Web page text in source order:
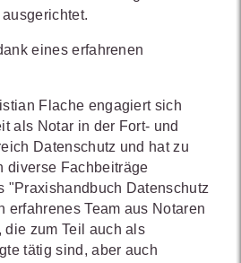
eines erfahrenen
Flache engagiert sich
als Notar in der Fort- und
Datenschutz und hat zu
diverse Fachbeiträge
"Praxishandbuch Datenschutz
erfahrenes Team aus Notaren
die zum Teil auch als
tätig sind, aber auch